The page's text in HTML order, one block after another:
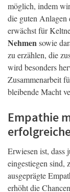
möglich, indem
die guten Anlagen
erwächst für
Nehmensowie
zu erzählen, die
wird besonders
Zusammenarbeit
bleibende Macht
Empathie
Erwiesen ist, dass
eingestiegen sind,
ausgeprägte
erhöht die